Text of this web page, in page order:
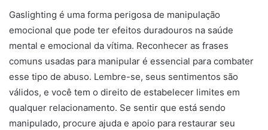
Gaslighting é uma forma perigosa de manipulação
emocional que pode ter efeitos duradouros na saúde
mental e emocional da vítima. Reconhecer as frases
comuns usadas para manipular é essencial para combater
esse tipo de abuso. Lembre-se, seus sentimentos são
válidos, e você tem o direito de estabelecer limites em
qualquer relacionamento. Se sentir que está sendo
manipulado, procure ajuda e apoio para restaurar seu